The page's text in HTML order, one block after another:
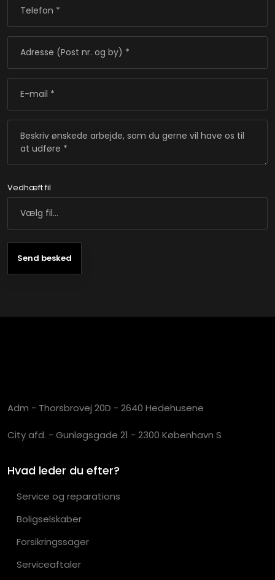
Vedhæft fil
Adm - Thorsbrovej 20D - 2640 Hedehusene
City afd. - Gunløgsgade 21 - 2300 København S
Hvad leder du efter?
Service og reparations
Boligselskaber
Forsikringssager
Serviceaftaler